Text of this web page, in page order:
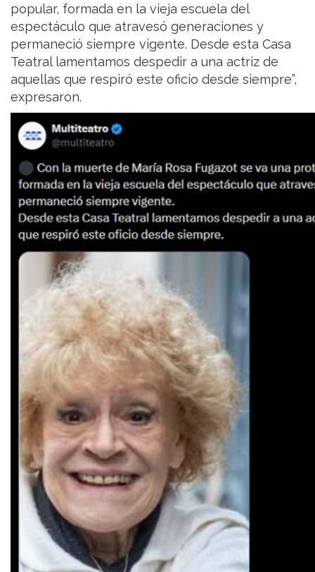
popular, formada en la vieja escuela del
espectáculo que atravesó generaciones y
permaneció siempre vigente. Desde esta Casa
Teatral lamentamos despedir a una actriz de
aquellas que respiró este oficio desde siempre”,
expresaron.